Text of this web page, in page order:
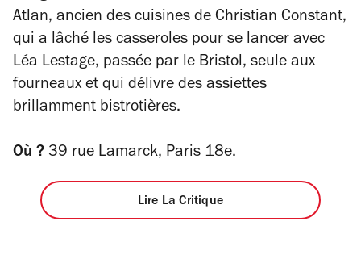
Atlan, ancien des cuisines de Christian Constant,
qui a lâché les casseroles pour se lancer avec
Léa Lestage, passée par le Bristol, seule aux
fourneaux et qui délivre des assiettes
brillamment bistrotières.
Où ? 39 rue Lamarck, Paris 18e.
Lire La Critique